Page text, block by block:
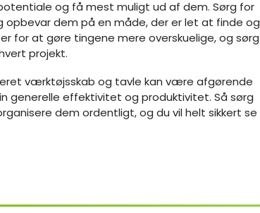
og få mest muligt ud af dem. Sørg for
opbevar dem på en måde, der er let at finde og
for at gøre tingene mere overskuelige, og sørg
projekt.
værktøjsskab og tavle kan være afgørende
generelle effektivitet og produktivitet. Så sørg
dem ordentligt, og du vil helt sikkert se